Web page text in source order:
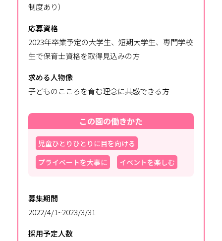
制度あり）
応募資格
2023年卒業予定の大学生、短期大学生、専門学校
生で保育士資格を取得見込みの方
求める人物像
子どものこころを育む理念に共感できる方
この園の働きかた
児童ひとりひとりに目を向ける
プライベートを大事に
イベントを楽しむ
募集期間
2022/4/1~2023/3/31
採用予定人数